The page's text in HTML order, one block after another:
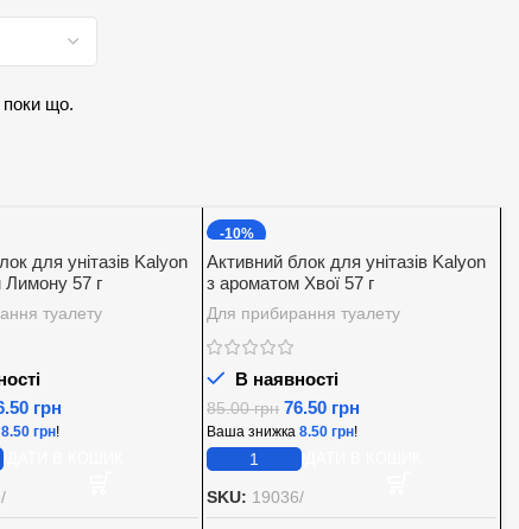
поки що.
для унітазів Kalyon
Лимону 57 г
туалету
грн
8.50грн!
-10%
Активний блок для унітазів Kalyon
з ароматом Хвої 57 г
Для прибирання туалету
В наявності
85.00грн 76.50 грн
Ваша знижка8.50грн!
SKU: 19036/